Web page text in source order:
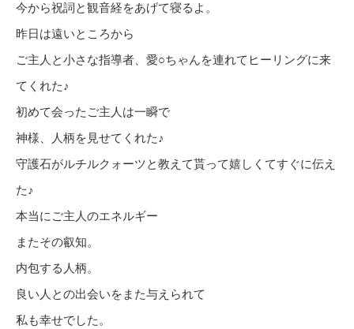
今から祝詞と観音経をあげて寝るよ。
昨日は遠いところから
ご主人と小さな指導者、愛○ちゃんを連れてヒーリングに来
てくれた♪
初めて会ったご主人は一瞬で
神様、人柄を見せてくれた♪
守護石がルチルクォーツと教えて貰って嬉しくてすぐに伝え
た♪
本当にご主人のエネルギー
またその叡知。
内包する人柄。
良い人との出会いをまた与えられて
私も幸せでした。